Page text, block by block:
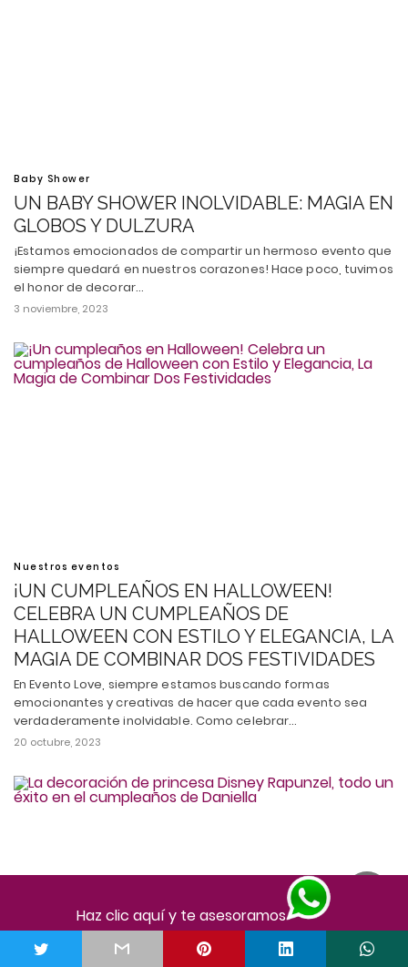
Baby Shower
UN BABY SHOWER INOLVIDABLE: MAGIA EN
GLOBOS Y DULZURA
¡Estamos emocionados de compartir un hermoso evento que
siempre quedará en nuestros corazones! Hace poco, tuvimos
el honor de decorar…
3 noviembre, 2023
Nuestros eventos
¡UN CUMPLEAÑOS EN HALLOWEEN!
CELEBRA UN CUMPLEAÑOS DE
HALLOWEEN CON ESTILO Y ELEGANCIA, LA
MAGIA DE COMBINAR DOS FESTIVIDADES
En Evento Love, siempre estamos buscando formas
emocionantes y creativas de hacer que cada evento sea
verdaderamente inolvidable. Como celebrar…
20 octubre, 2023
Haz clic aquí y te asesoramos